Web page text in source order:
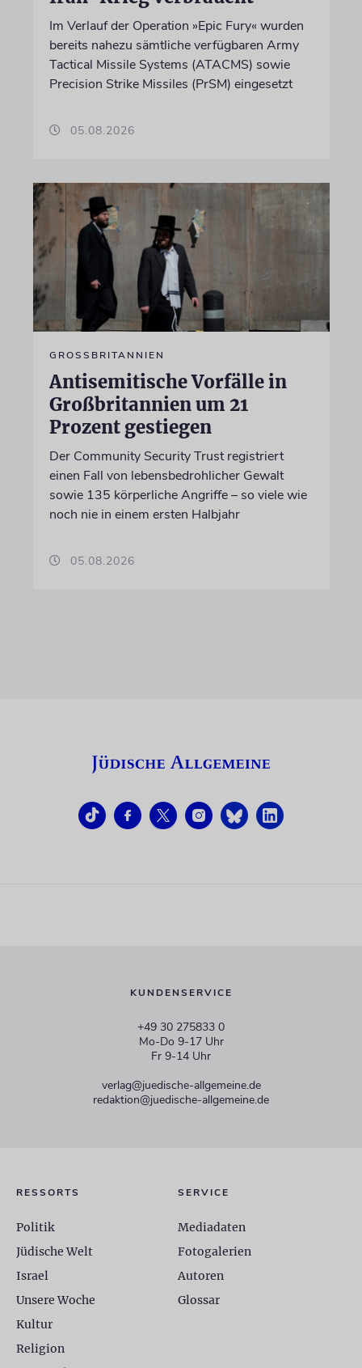
Im Verlauf der Operation »Epic Fury« wurden
bereits nahezu sämtliche verfügbaren Army
Tactical Missile Systems (ATACMS) sowie
Precision Strike Missiles (PrSM) eingesetzt
05.08.2026
GROSSBRITANNIEN
Antisemitische Vorfälle in
Großbritannien um 21
Prozent gestiegen
Der Community Security Trust registriert
einen Fall von lebensbedrohlicher Gewalt
sowie 135 körperliche Angriffe – so viele wie
noch nie in einem ersten Halbjahr
05.08.2026
KUNDENSERVICE
+49 30 275833 0
Mo-Do 9-17 Uhr
Fr 9-14 Uhr
verlag@juedische-allgemeine.de
redaktion@juedische-allgemeine.de
RESSORTS
Politik
Jüdische Welt
Israel
Unsere Woche
Kultur
Religion
SERVICE
Mediadaten
Fotogalerien
Autoren
Glossar